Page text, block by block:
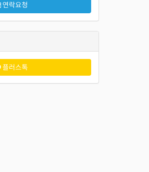
연락요청
플러스톡